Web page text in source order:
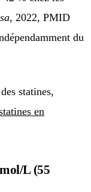
, 2022, PMID
du
statines,
en
L (55